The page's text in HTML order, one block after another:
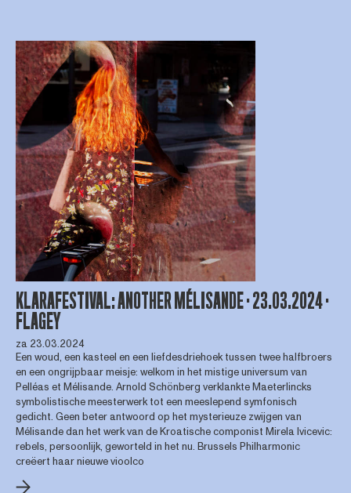
KLARAFESTIVAL: ANOTHER MÉLISANDE · 23.03.2024 ·
FLAGEY
za 23.03.2024
Een woud, een kasteel en een liefdesdriehoek tussen twee halfbroers
en een ongrijpbaar meisje: welkom in het mistige universum van
Pelléas et Mélisande. Arnold Schönberg verklankte Maeterlincks
symbolistische meesterwerk tot een meeslepend symfonisch
gedicht. Geen beter antwoord op het mysterieuze zwijgen van
Mélisande dan het werk van de Kroatische componist Mirela Ivicevic:
rebels, persoonlijk, geworteld in het nu. Brussels Philharmonic
creëert haar nieuwe vioolco